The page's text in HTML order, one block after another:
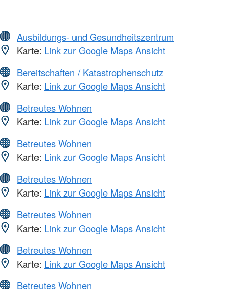
Ausbildungs- und Gesundheitszentrum
Karte: Link zur Google Maps Ansicht
Bereitschaften / Katastrophenschutz
Karte: Link zur Google Maps Ansicht
Betreutes Wohnen
Karte: Link zur Google Maps Ansicht
Betreutes Wohnen
Karte: Link zur Google Maps Ansicht
Betreutes Wohnen
Karte: Link zur Google Maps Ansicht
Betreutes Wohnen
Karte: Link zur Google Maps Ansicht
Betreutes Wohnen
Karte: Link zur Google Maps Ansicht
Betreutes Wohnen